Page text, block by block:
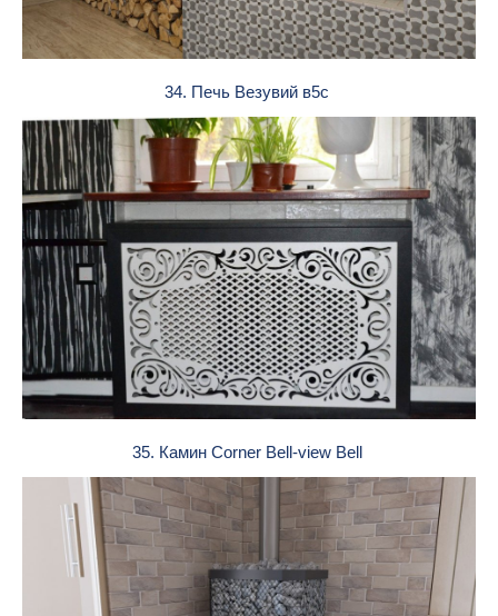
34. Печь Везувий в5с
35. Камин Corner Bell-view Bell